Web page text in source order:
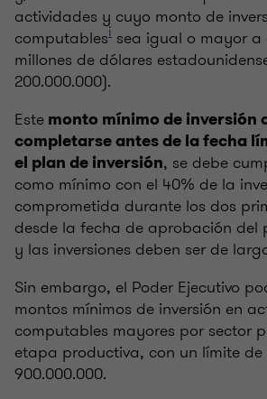
actividades y cuyo monto de
computablesi sea igual o mayor a
millones de dólares
200.000.000).
Este monto mínimo de inversión
completarse antes de la fecha
el plan de inversión, se debe
como mínimo con el 40% de la
comprometida durante los dos
desde la fecha de aprobación del
y las inversiones deben ser de
Sin embargo, el Poder Ejecutivo
montos mínimos de inversión en
computables mayores por sector
etapa productiva, con un límite de
900.000.000.